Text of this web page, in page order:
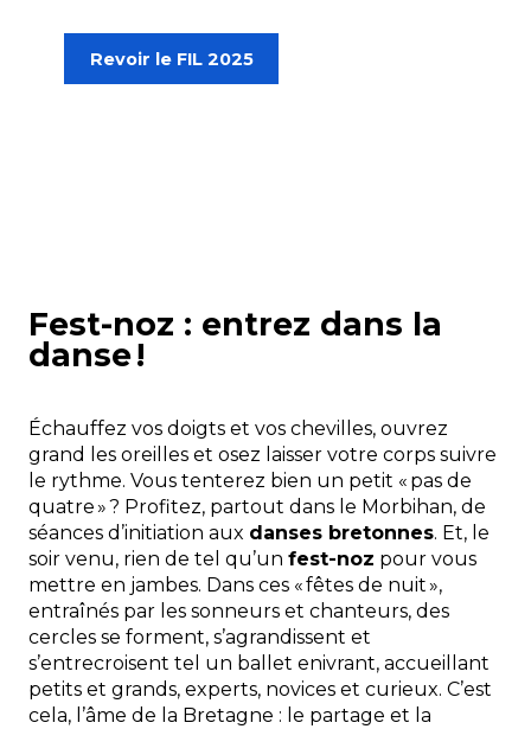
Revoir le FIL 2025
Fest-noz : entrez dans la
danse !
Échauffez vos doigts et vos chevilles, ouvrez
grand les oreilles et osez laisser votre corps suivre
le rythme. Vous tenterez bien un petit « pas de
quatre » ? Profitez, partout dans le Morbihan, de
séances d’initiation aux danses bretonnes. Et, le
soir venu, rien de tel qu’un fest-noz pour vous
mettre en jambes. Dans ces « fêtes de nuit »,
entraînés par les sonneurs et chanteurs, des
cercles se forment, s’agrandissent et
s’entrecroisent tel un ballet enivrant, accueillant
petits et grands, experts, novices et curieux. C’est
cela, l’âme de la Bretagne : le partage et la